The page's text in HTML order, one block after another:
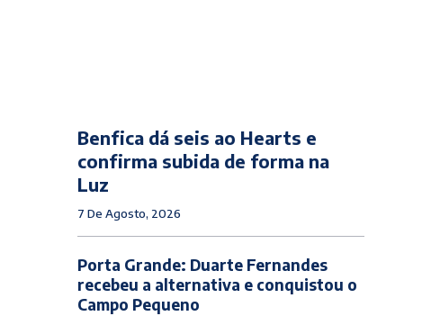
Benfica dá seis ao Hearts e
confirma subida de forma na
Luz
7 De Agosto, 2026
Porta Grande: Duarte Fernandes
recebeu a alternativa e conquistou o
Campo Pequeno